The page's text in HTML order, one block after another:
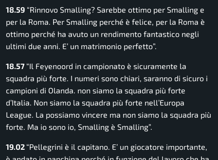
18.59 “Rinnovo Smalling? Sarebbe ottimo per Smalling e
per la Roma. Per Smalling perché è felice, per la Roma è
ottimo perché ha avuto un rendimento fantastico negli
ultimi due anni. E’ un matrimonio perfetto”.
18.57 “Il Feyenoord in campionato è sicuramente la
squadra più forte. I numeri sono chiari, saranno di sicuro i
campioni di Olanda. non siamo la squadra più forte
d’Italia. Non siamo la squadra più forte nell’Europa
League. La possiamo vincere ma non siamo la squadra più
forte. Ma io sono io, Smalling è Smalling”.
19.02 “Pellegrini è il capitano. E’ un giocatore importante,